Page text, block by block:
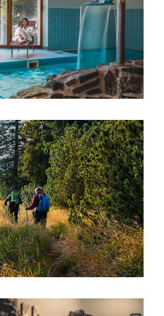
Aby naša
stránka počas
vašej návštevy
fungovala čo
najlepšie. Ak
tieto súbory
cookie
niektoré
funkcie z
webovej
stránky
zmiznú.
Marketing
Používame
marketingové
cookies na
zobrazovanie
reklamy a meranie